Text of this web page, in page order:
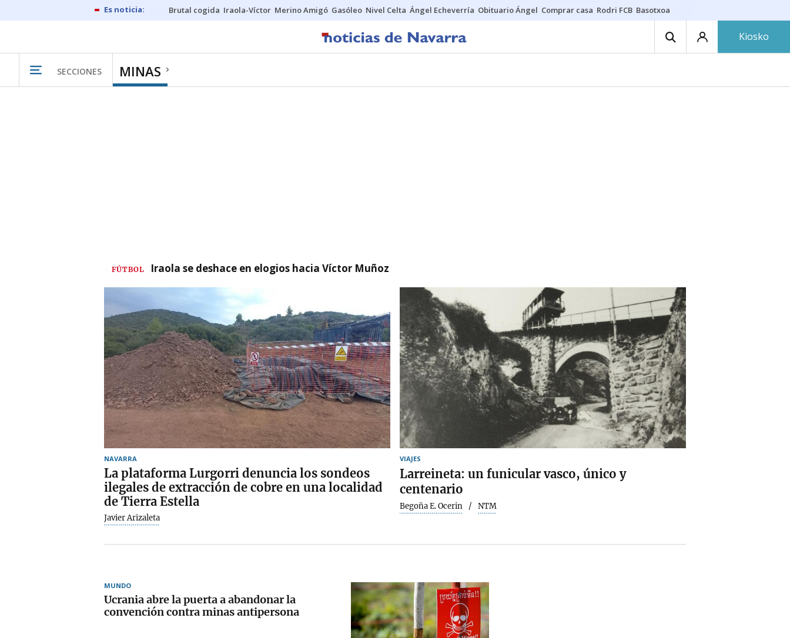
Brutal cogida Iraola-Víctor Merino Amigó Gasóleo Nivel Celta Ángel Echeverría Obituario Ángel Comprar casa Rodri FCB Basotxoa
Kiosko
SECCIONES MINAS
FÚTBOL Iraola se deshace en elogios hacia Víctor Muñoz
NAVARRA
La plataforma Lurgorri denuncia los sondeos
ilegales de extracción de cobre en una localidad
de Tierra Estella
Javier Arizaleta
VIAJES
Larreineta: un funicular vasco, único y
centenario
Begoña E. Ocerin NTM
MUNDO
Ucrania abre la puerta a abandonar la
convención contra minas antipersona